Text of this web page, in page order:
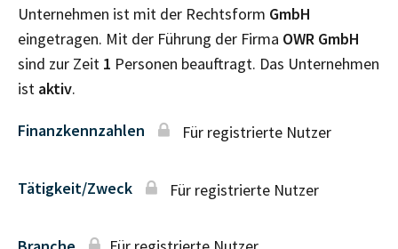
Unternehmen ist mit der Rechtsform GmbH
eingetragen. Mit der Führung der Firma OWR GmbH
sind zur Zeit 1 Personen beauftragt. Das Unternehmen
ist aktiv.
Finanzkennzahlen Für registrierte Nutzer
Tätigkeit/Zweck Für registrierte Nutzer